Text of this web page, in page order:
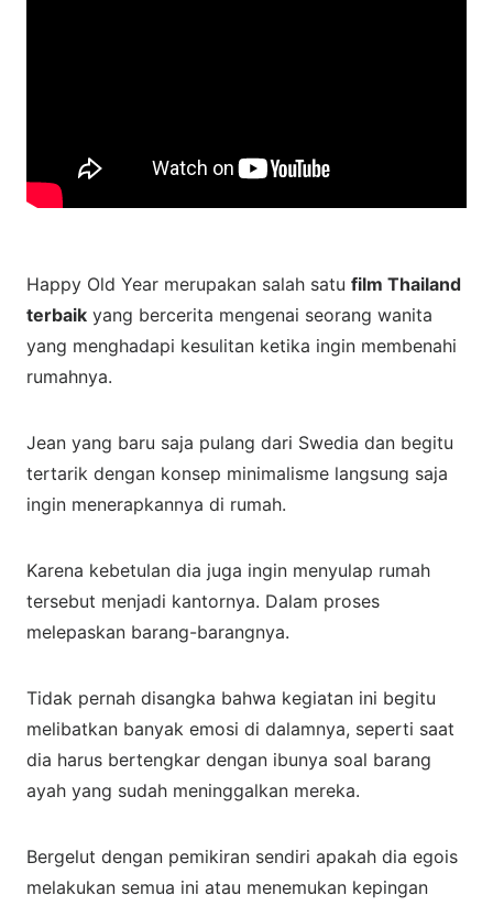
Happy Old Year merupakan salah satu film Thailand
terbaik yang bercerita mengenai seorang wanita
yang menghadapi kesulitan ketika ingin membenahi
rumahnya.
Jean yang baru saja pulang dari Swedia dan begitu
tertarik dengan konsep minimalisme langsung saja
ingin menerapkannya di rumah.
Karena kebetulan dia juga ingin menyulap rumah
tersebut menjadi kantornya. Dalam proses
melepaskan barang-barangnya.
Tidak pernah disangka bahwa kegiatan ini begitu
melibatkan banyak emosi di dalamnya, seperti saat
dia harus bertengkar dengan ibunya soal barang
ayah yang sudah meninggalkan mereka.
Bergelut dengan pemikiran sendiri apakah dia egois
melakukan semua ini atau menemukan kepingan